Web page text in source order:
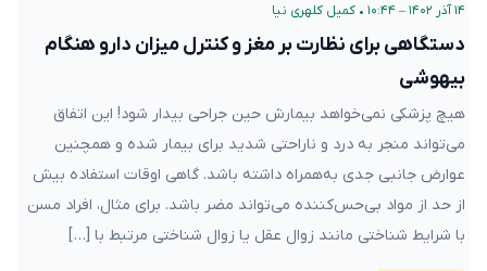
۱۴ آذر ۱۴۰۲ – ۱۰:۴۴ • کمیل کلهری نیا
دستگاهی برای نظارت بر مغز و کنترل میزان دارو هنگام
بیهوشی
هیچ پزشکی نمی‌خواهد بیمارش حین جراحی بیدار شود! این اتفاق
می‌تواند منجر به درد و ناراحتی شدید برای بیمار شده و همچنین
عوارض جانبی جدی به‌همراه داشته باشد. گاهی اوقات استفاده بیش
از حد از مواد بی‌حس‌کننده می‌تواند مضر باشد. برای مثال، افراد مسن
با شرایط شناختی مانند زوال عقل یا زوال شناختی مرتبط با […]